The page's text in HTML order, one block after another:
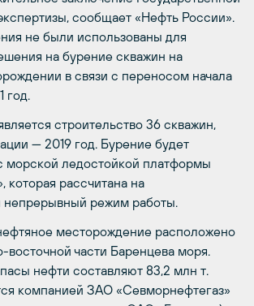
сообщает «Нефть России».
не были использованы для
на бурение скважин на
в связи с переносом начала
год.
строительство 36 скважин,
— 2019 год. Бурение будет
морской ледостойкой платформы
которая рассчитана на
непрерывный режим работы.
месторождение расположено
части Баренцева моря.
нефти составляют 83,2 млн т.
компанией ЗАО «Севморнефтегаз»